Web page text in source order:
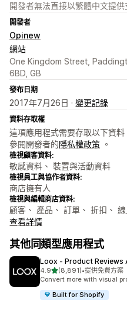
開發者無法直接以繁體中文提供
開發者
Opinew
網站
One Kingdom Street,
6BD, GB
發布日期
2017年7月26日 · 變更記錄
資料存取權
這項應用程式需要存取以下資
參閱開發者的隱私權政策 。
檢視顧客資料:
敏感資料、 裝置與活動資料
檢視員工與協作者資料:
商店擁有人
檢視與編輯商店資料:
顧客、 產品、 訂單、 折扣、
查看詳情
其他同類型應用程式
Loox ‑ Product Reviews
4.9滿分 5 顆星
(8,891)
共有 8891 則評價
•提供免費方案
Convert more with visual
Built for Shopify